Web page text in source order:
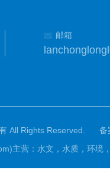
邮箱
All Rights Reserved.
备
主营：水文，水质，环境